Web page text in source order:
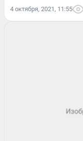
4 октября, 2021, 11:55